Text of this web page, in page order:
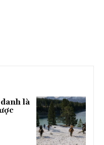
là